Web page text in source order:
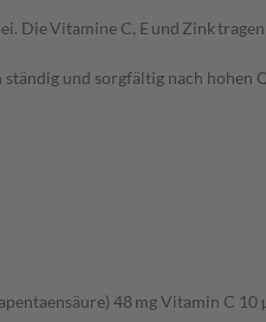
Vitamine C, E und Zink
und sorgfältig nach
48 mg Vitamin C